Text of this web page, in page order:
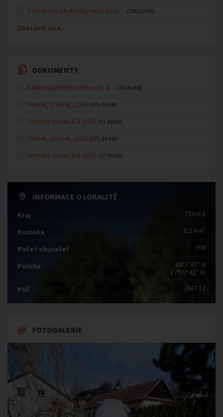
Schválený závěrečný účet DSO… (106.20 KB)
Zobrazit více
DOKUMENTY
Reklamační řád vodovodu a… (45.40 KB)
Vodné, stočné_2026 (475.06 KB)
Termíny svozu KO 2026 (91.38 KB)
Vodné, stočné_2025 (272.84 KB)
Termíny svozu KO 2025 (27.46 KB)
INFORMACE O LOKALITĚ
Kraj Zlínský
Rozloha 8,1 km2
Počet obyvatel 308
Poloha
49°7′47″ N
17°37′42″ W
PSČ
687 12
FOTOGALERIE